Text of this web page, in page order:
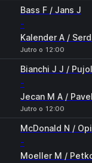
Bass F / Jans J
-
Kalender A /
Jutro o 12:00
Bianchi J J /
-
Jecan M A /
Jutro o 12:00
McDonald N /
-
Moeller M /